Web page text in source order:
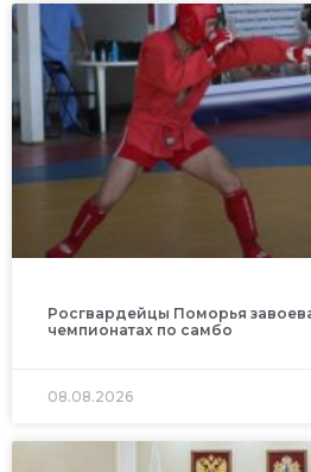
Росгвардейцы Поморья
чемпионатах по самбо
08.08.2026